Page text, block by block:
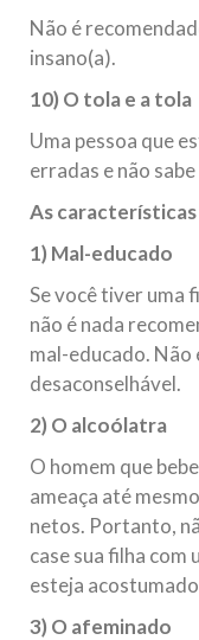
Não é
insano(a).
10) O tola e a tola
Uma pessoa que
erradas e não
As
1) Mal-educado
Se você tiver uma
não é nada
mal-educado. Não
desaconselhável.
2) O alcoólatra
O homem que
ameaça até
netos. Portanto,
case sua filha com
esteja
3) O afeminado